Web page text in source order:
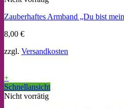
Zauberhaftes Armband „Du bist
8,00 €
zzgl. Versandkosten
+
Schnellansicht
Nicht vorrätig